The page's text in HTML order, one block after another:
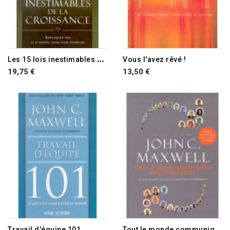
L
es 15 lois inestimables de la croissance
19,75 €
RUPTURE DE STOCK
Vous l'avez rêvé !
13,50 €